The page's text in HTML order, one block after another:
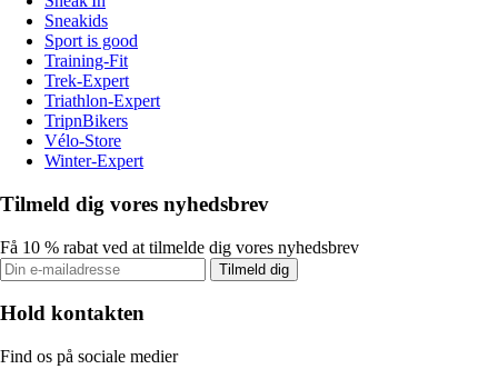
Sneakids
Sport is good
Training-Fit
Trek-Expert
Triathlon-Expert
TripnBikers
Vélo-Store
Winter-Expert
Tilmeld dig vores nyhedsbrev
Få 10 % rabat ved at tilmelde dig vores nyhedsbrev
Tilmeld dig
Hold kontakten
Find os på sociale medier